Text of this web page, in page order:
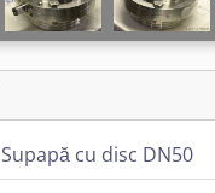
Supapă cu disc DN50